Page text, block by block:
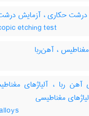
حکاری ، آزمایش
etching test
مغناطیس ، آهن‌ربا
آهن ربا ، آلیاژهای
مغناطیسی